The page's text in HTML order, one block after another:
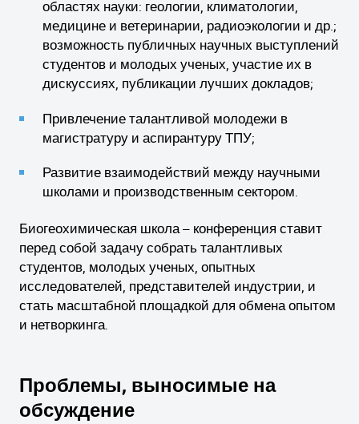
областях науки: геологии, климатологии,
медицине и ветеринарии, радиоэкологии и др.;
возможность публичных научных выступлений
студентов и молодых ученых, участие их в
дискуссиях, публикации лучших докладов;
Привлечение талантливой молодежи в
магистратуру и аспирантуру ТПУ;
Развитие взаимодействий между научными
школами и производственным сектором.
Биогеохимическая школа – конференция ставит
перед собой задачу собрать талантливых
студентов, молодых ученых, опытных
исследователей, представителей индустрии, и
стать масштабной площадкой для обмена опытом
и нетворкинга.
Проблемы, выносимые на
обсуждение